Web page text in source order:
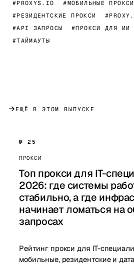
#PROXYS.IO
#МОБИЛЬНЫЕ ПРОКСИ
#РЕЗИДЕНТСКИЕ ПРОКСИ
#API ЗАПРОСЫ
#ПРОКСИ ДЛЯ ИИ
#ТАЙМАУТЫ
→ ЕЩЁ В ЭТОМ ВЫПУСКЕ
№ 25
ПРОКСИ
Топ прокси для IT-
2026: где системы
стабильно, а где
начинает ломаться на
запросах
Рейтинг прокси для IT-
мобильные, резидентские и